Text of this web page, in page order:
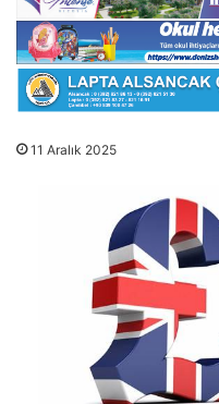
11 Aralık 2025